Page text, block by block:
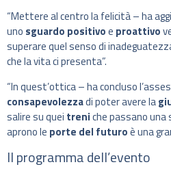
“Mettere al centro la felicità – ha
uno sguardo positivoe proattivo
superare quel senso di
che la vita ci presenta”.
“In quest’ottica – ha concluso
consapevolezzadi poter avere la
salire su quei treniche passano una
aprono le porte del futuroè una
Il programma dell’evento